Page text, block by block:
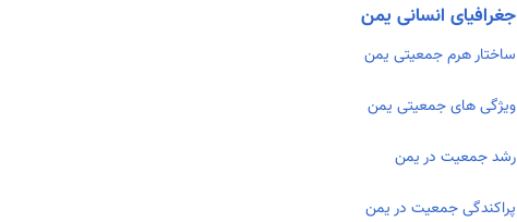
جغرافیای انسانی یمن
ساختار هرم جمعیتی یمن
ویژگی های جمعیتی یمن
رشد جمعیت در یمن
پراکندگی جمعیت در یمن